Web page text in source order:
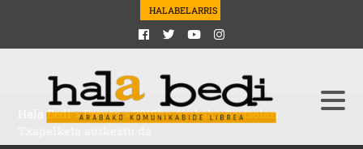
HALABELARRIS
Hala Bedi>Prensa>2019ko Arabako Bertsolari